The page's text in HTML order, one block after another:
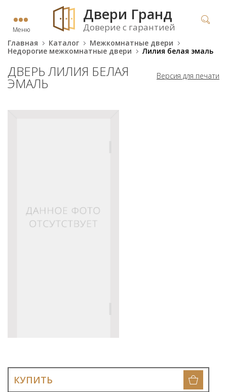
Меню
Двери Гранд
Доверие с гарантией
Главная Каталог
Межкомнатные двери
Недорогие межкомнатные двери
Лилия белая эмаль
Версия для печати
ДВЕРЬ ЛИЛИЯ БЕЛАЯ
ЭМАЛЬ
КУПИТЬ